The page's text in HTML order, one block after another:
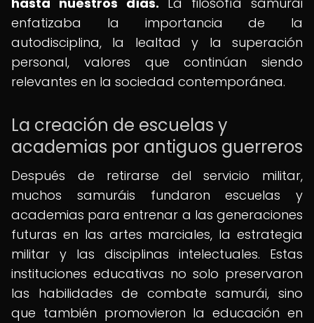
enfatizaba la importancia de la
autodisciplina, la lealtad y la superación
personal, valores que continúan siendo
relevantes en la sociedad contemporánea.
La creación de escuelas y
academias por antiguos guerreros
Después de retirarse del servicio militar,
muchos samuráis fundaron escuelas y
academias para entrenar a las generaciones
futuras en las artes marciales, la estrategia
militar y las disciplinas intelectuales. Estas
instituciones educativas no solo preservaron
las habilidades de combate samurái, sino
que también promovieron la educación en